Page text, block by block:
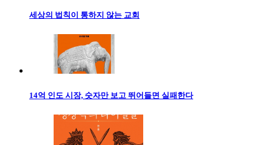
세상의 법칙이 통하지 않는 교회
14억 인도 시장, 숫자만 보고 뛰어들면 실패한다